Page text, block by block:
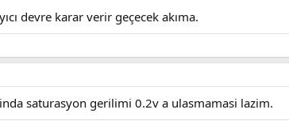
devre karar verir geçecek akıma.
saturasyon gerilimi 0.2v a ulasmamasi lazim.